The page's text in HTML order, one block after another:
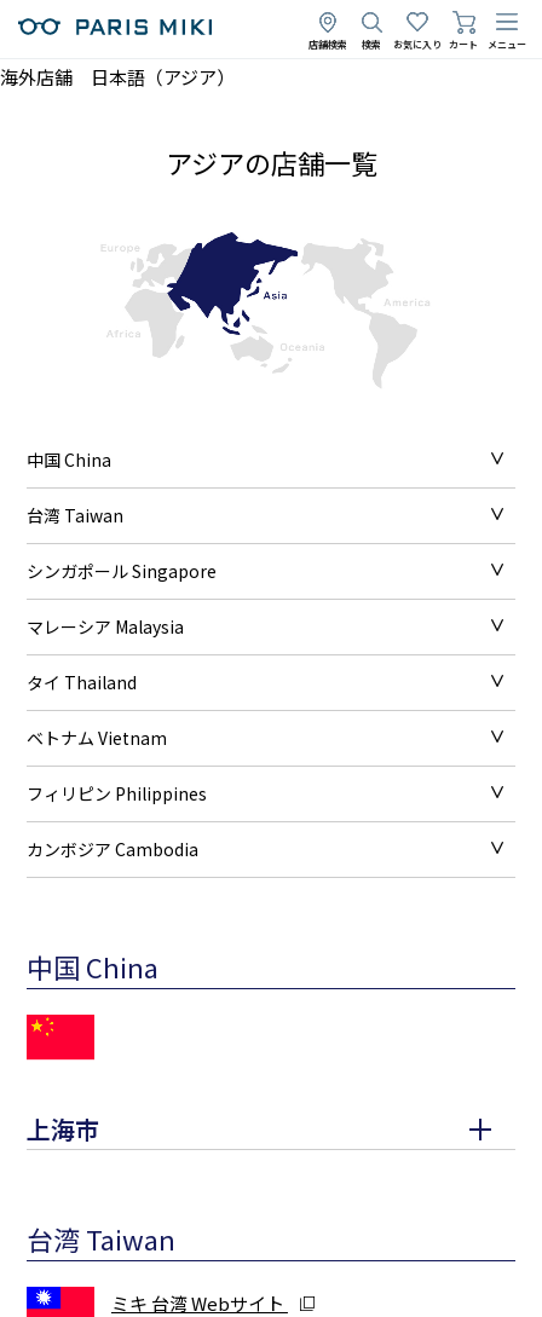
店舗検索 検索 お気に入り カート メニュー
海外店舗 日本語（アジア）
アジアの店舗一覧
中国 China
台湾 Taiwan
シンガポール Singapore
マレーシア Malaysia
タイ Thailand
ベトナム Vietnam
フィリピン Philippines
カンボジア Cambodia
中国 China
上海市
台湾 Taiwan
ミキ 台湾 Webサイト